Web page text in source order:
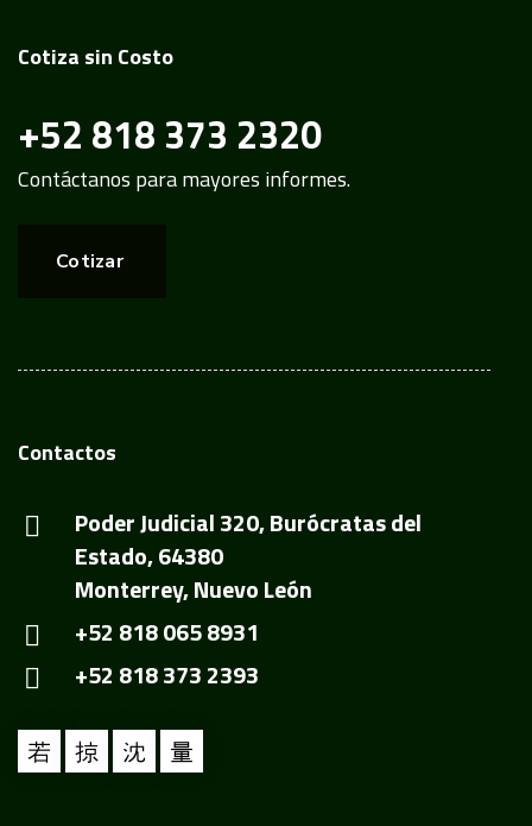
Cotiza sin Costo
+52 818 373 2320
Contáctanos para mayores informes.
Cotizar
Contactos
Poder Judicial 320, Burócratas del
Estado, 64380
Monterrey, Nuevo León
+52 818 065 8931
+52 818 373 2393